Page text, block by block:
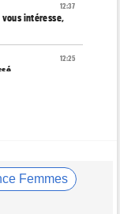
12:37
intéresse,
12:25
11:43
être une
Femmes